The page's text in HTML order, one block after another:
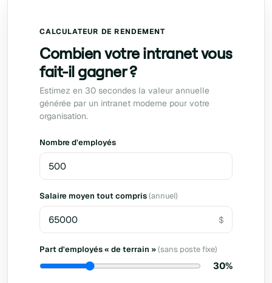
CALCULATEUR DE RENDEMENT
Combien votre intranet vous
fait-il gagner ?
Estimez en 30 secondes la valeur annuelle
générée par un intranet moderne pour votre
organisation.
Nombre d'employés
Salaire moyen tout compris(annuel)
Part d'employés « de terrain »(sans poste fixe)
30%